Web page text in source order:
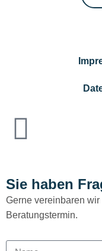
Sie haben
Gerne vereinbaren
Beratungstermin.